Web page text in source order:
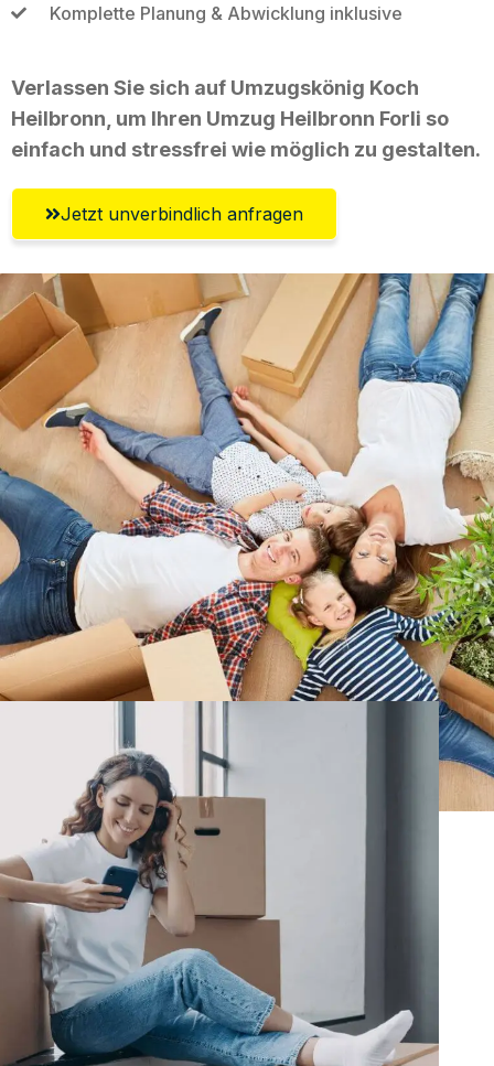
Komplette Planung & Abwicklung inklusive
Verlassen Sie sich auf Umzugskönig Koch
Heilbronn, um Ihren Umzug Heilbronn Forli so
einfach und stressfrei wie möglich zu gestalten.
Jetzt unverbindlich anfragen